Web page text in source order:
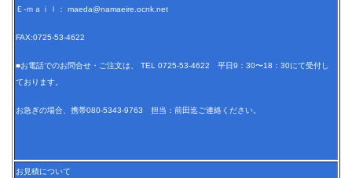
Ｅ-ｍａｉｌ： maeda@namaeire.ocnk.net
FAX:0725-53-4622
■お電話でのお問合せ・ご注文は、 TEL 0725-53-4622 平日9：30〜18：30にて受付し
ております。
お急ぎの場合、携帯080-5343-9763 担当：前田迄ご連絡ください。
お見積について